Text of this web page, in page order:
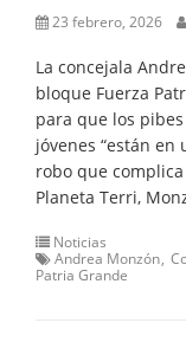
23 febrero, 2026
La concejala
bloque Fuerza
para que los
jóvenes “están
robo que
Planeta Terri,
Noticias
Andrea Monzón
Patria Grande